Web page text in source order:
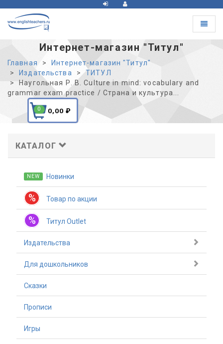
Toggle
Интернет-магазин "Титул"
Главная
Интернет-магазин "Титул"
Издательства
ТИТУЛ
Наугольная Р. В. Culture in mind: vocabulary and
grammar exam practice / Страна и культура...
0 0,00 ₽
КАТАЛОГ
NEW Новинки
% Товар по акции
% Титул Outlet
Издательства
Для дошкольников
Сказки
Прописи
Игры